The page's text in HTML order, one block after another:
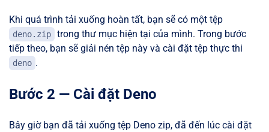
Khi quá trình tải xuống hoàn tất, bạn sẽ có một tệp
deno.zip
trong thư mục hiện tại của mình. Trong bước
tiếp theo, bạn sẽ giải nén tệp này và cài đặt tệp thực thi
deno .
Bước 2 — Cài đặt Deno
Bây giờ bạn đã tải xuống tệp Deno zip, đã đến lúc cài đặt